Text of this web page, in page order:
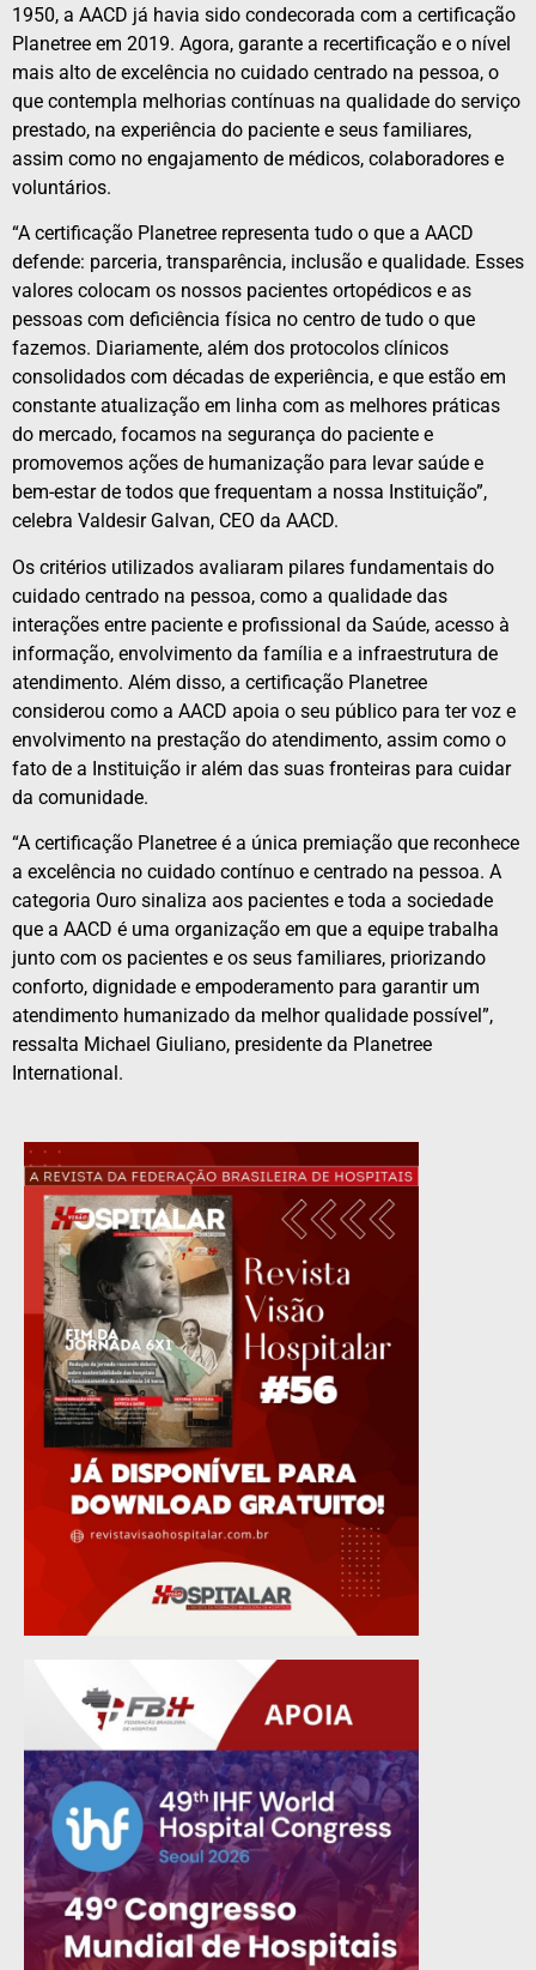
1950, a AACD já havia sido condecorada com a certificação
Planetree em 2019. Agora, garante a recertificação e o nível
mais alto de excelência no cuidado centrado na pessoa, o
que contempla melhorias contínuas na qualidade do serviço
prestado, na experiência do paciente e seus familiares,
assim como no engajamento de médicos, colaboradores e
voluntários.
“A certificação Planetree representa tudo o que a AACD
defende: parceria, transparência, inclusão e qualidade. Esses
valores colocam os nossos pacientes ortopédicos e as
pessoas com deficiência física no centro de tudo o que
fazemos. Diariamente, além dos protocolos clínicos
consolidados com décadas de experiência, e que estão em
constante atualização em linha com as melhores práticas
do mercado, focamos na segurança do paciente e
promovemos ações de humanização para levar saúde e
bem-estar de todos que frequentam a nossa Instituição”,
celebra Valdesir Galvan, CEO da AACD.
Os critérios utilizados avaliaram pilares fundamentais do
cuidado centrado na pessoa, como a qualidade das
interações entre paciente e profissional da Saúde, acesso à
informação, envolvimento da família e a infraestrutura de
atendimento. Além disso, a certificação Planetree
considerou como a AACD apoia o seu público para ter voz e
envolvimento na prestação do atendimento, assim como o
fato de a Instituição ir além das suas fronteiras para cuidar
da comunidade.
“A certificação Planetree é a única premiação que reconhece
a excelência no cuidado contínuo e centrado na pessoa. A
categoria Ouro sinaliza aos pacientes e toda a sociedade
que a AACD é uma organização em que a equipe trabalha
junto com os pacientes e os seus familiares, priorizando
conforto, dignidade e empoderamento para garantir um
atendimento humanizado da melhor qualidade possível”,
ressalta Michael Giuliano, presidente da Planetree
International.